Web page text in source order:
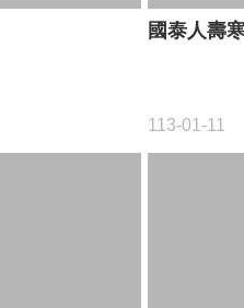
國泰人壽
113-01-11